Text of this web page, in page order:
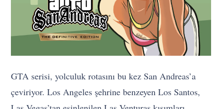
GTA serisi, yolculuk rotasını bu kez San Andreas’a
çeviriyor. Los Angeles şehrine benzeyen Los Santos,